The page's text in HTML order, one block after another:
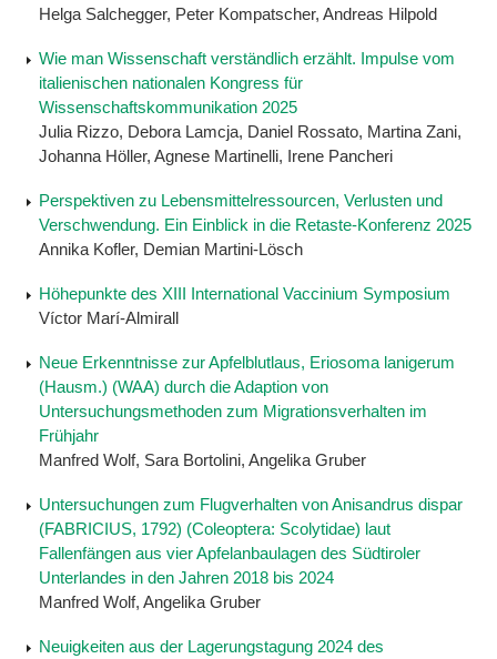
Helga Salchegger, Peter Kompatscher, Andreas Hilpold
Wie man Wissenschaft verständlich erzählt. Impulse vom
italienischen nationalen Kongress für
Wissenschaftskommunikation 2025
Julia Rizzo, Debora Lamcja, Daniel Rossato, Martina Zani,
Johanna Höller, Agnese Martinelli, Irene Pancheri
Perspektiven zu Lebensmittelressourcen, Verlusten und
Verschwendung. Ein Einblick in die Retaste-Konferenz 2025
Annika Kofler, Demian Martini-Lösch
Höhepunkte des XIII International Vaccinium Symposium
Víctor Marí-Almirall
Neue Erkenntnisse zur Apfelblutlaus, Eriosoma lanigerum
(Hausm.) (WAA) durch die Adaption von
Untersuchungsmethoden zum Migrationsverhalten im
Frühjahr
Manfred Wolf, Sara Bortolini, Angelika Gruber
Untersuchungen zum Flugverhalten von Anisandrus dispar
(FABRICIUS, 1792) (Coleoptera: Scolytidae) laut
Fallenfängen aus vier Apfelanbaulagen des Südtiroler
Unterlandes in den Jahren 2018 bis 2024
Manfred Wolf, Angelika Gruber
Neuigkeiten aus der Lagerungstagung 2024 des